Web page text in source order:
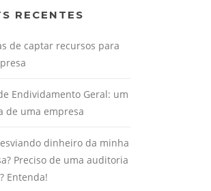
RECENTES
de captar recursos para
Endividamento Geral: um
de uma empresa
dinheiro da minha
Preciso de uma auditoria
Entenda!